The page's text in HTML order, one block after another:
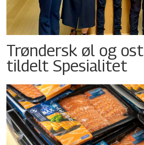
Trøndersk øl og
tildelt Spesialitet